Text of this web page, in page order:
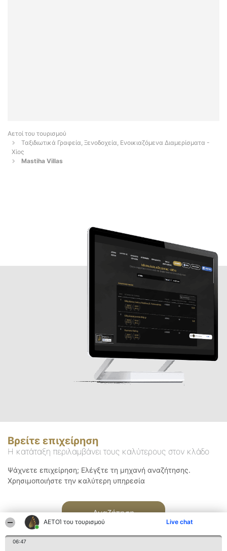
ΑΕΤΟΊ του τουρισμού Live chat
06:47
Αετοί του τουρισμού
Ταξιδιωτικά Γραφεία, Ξενοδοχεία, Ενοικιαζόμενα Διαμερίσματα -
Χίος
Mastiha Villas
Βρείτε επιχείρηση
Η κατάταξη περιλαμβάνει τους καλύτερους στον κλάδο
Ψάχνετε επιχείρηση; Ελέγξτε τη μηχανή αναζήτησης.
Χρησιμοποιήστε την καλύτερη υπηρεσία
Αναζήτηση